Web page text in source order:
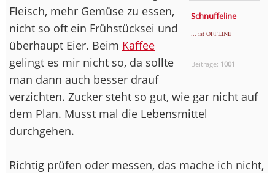
Schnuffeline
... ist OFFLINE
Beiträge: 1001
Fleisch, mehr Gemüse zu essen,
nicht so oft ein Frühstücksei und
überhaupt Eier. Beim Kaffee
gelingt es mir nicht so, da sollte
man dann auch besser drauf
verzichten. Zucker steht so gut, wie gar nicht auf
dem Plan. Musst mal die Lebensmittel
durchgehen.
Richtig prüfen oder messen, das mache ich nicht,